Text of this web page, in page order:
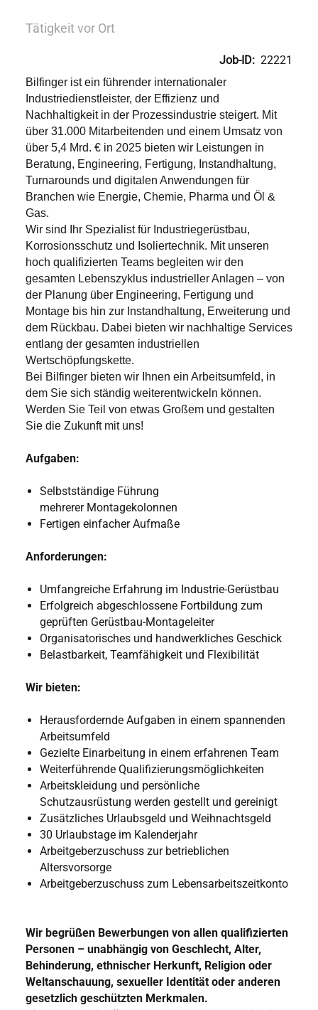
Tätigkeit vor Ort
Job-ID: 22221
Bilfinger ist ein führender internationaler
Industriedienstleister, der Effizienz und
Nachhaltigkeit in der Prozessindustrie steigert. Mit
über 31.000 Mitarbeitenden und einem Umsatz von
über 5,4 Mrd. € in 2025 bieten wir Leistungen in
Beratung, Engineering, Fertigung, Instandhaltung,
Turnarounds und digitalen Anwendungen für
Branchen wie Energie, Chemie, Pharma und Öl &
Gas.
Wir sind Ihr Spezialist für Industriegerüstbau,
Korrosionsschutz und Isoliertechnik. Mit unseren
hoch qualifizierten Teams begleiten wir den
gesamten Lebenszyklus industrieller Anlagen – von
der Planung über Engineering, Fertigung und
Montage bis hin zur Instandhaltung, Erweiterung und
dem Rückbau. Dabei bieten wir nachhaltige Services
entlang der gesamten industriellen
Wertschöpfungskette.
Bei Bilfinger bieten wir Ihnen ein Arbeitsumfeld, in
dem Sie sich ständig weiterentwickeln können.
Werden Sie Teil von etwas Großem und gestalten
Sie die Zukunft mit uns!
Aufgaben:
Selbstständige Führung
mehrerer Montagekolonnen
Fertigen einfacher Aufmaße
Anforderungen:
Umfangreiche Erfahrung im Industrie-Gerüstbau
Erfolgreich abgeschlossene Fortbildung zum
geprüften Gerüstbau-Montageleiter
Organisatorisches und handwerkliches Geschick
Belastbarkeit, Teamfähigkeit und Flexibilität
Wir bieten:
Herausfordernde Aufgaben in einem spannenden
Arbeitsumfeld
Gezielte Einarbeitung in einem erfahrenen Team
Weiterführende Qualifizierungsmöglichkeiten
Arbeitskleidung und persönliche
Schutzausrüstung werden gestellt und gereinigt
Zusätzliches Urlaubsgeld und Weihnachtsgeld
30 Urlaubstage im Kalenderjahr
Arbeitgeberzuschuss zur betrieblichen
Altersvorsorge
Arbeitgeberzuschuss zum Lebensarbeitszeitkonto
Wir begrüßen Bewerbungen von allen qualifizierten
Personen – unabhängig von Geschlecht, Alter,
Behinderung, ethnischer Herkunft, Religion oder
Weltanschauung, sexueller Identität oder anderen
gesetzlich geschützten Merkmalen.